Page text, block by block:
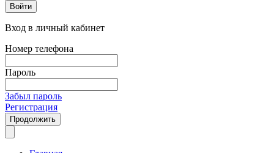
Войти
Вход в личный кабинет
Номер телефона
Пароль
Забыл пароль
Регистрация
Продолжить